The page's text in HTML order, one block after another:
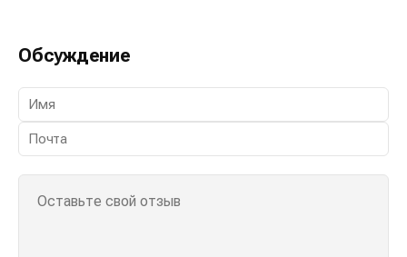
Обсуждение